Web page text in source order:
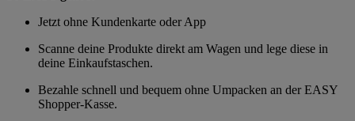
Jetzt ohne Kundenkarte oder App
Scanne deine Produkte direkt am Wagen und lege diese in
deine Einkaufstaschen.
Bezahle schnell und bequem ohne Umpacken an der EASY
Shopper-Kasse.